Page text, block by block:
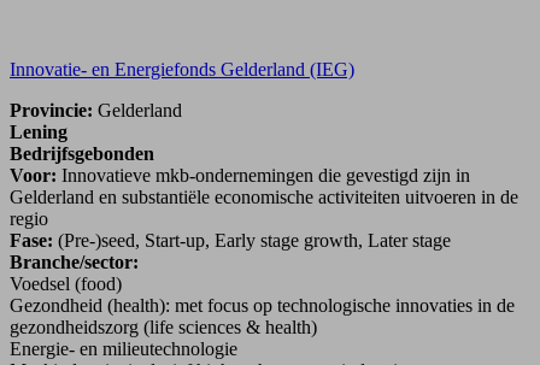
Innovatie- en Energiefonds Gelderland (IEG)
Provincie: Gelderland
Lening
Bedrijfsgebonden
Voor: Innovatieve mkb-ondernemingen die gevestigd zijn in
Gelderland en substantiële economische activiteiten uitvoeren in de
regio
Fase: (Pre-)seed, Start-up, Early stage growth, Later stage
Branche/sector:
Voedsel (food)
Gezondheid (health): met focus op technologische innovaties in de
gezondheidszorg (life sciences & health)
Energie- en milieutechnologie